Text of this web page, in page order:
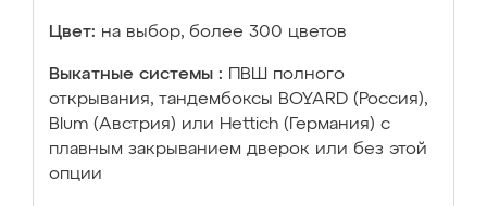
Цвет: на выбор, более 300 цветов
Выкатные системы :
ПВШ полного
открывания, тандембоксы BOYARD (Россия),
Blum (Австрия) или Hettich (Германия) с
плавным закрыванием дверок или без этой
опции